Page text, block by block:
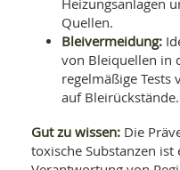
Heizungsanlagen
Quellen.
Bleivermeidung:
von Bleiquellen in
regelmäßige Tests
auf Bleirückstände.
Gut zu wissen: Die
toxische Substanzen ist